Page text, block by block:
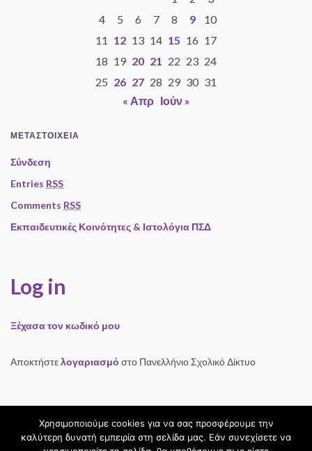
4
5 6 7 8 9
10
11 12 13 14 15 16 17
18 19 20 21 22 23 24
25 26 27 28 29 30 31
« Απρ Ιούν »
ΜΕΤΑΣΤΟΙΧΕΊΑ
Σύνδεση
Entries RSS
Comments RSS
Εκπαιδευτικές Κοινότητες & Ιστολόγια ΠΣΔ
Log in
Ξέχασα τον κωδικό μου
Αποκτήστελογαριασμό στο Πανελλήνιο Σχολικό Δίκτυο
Χρησιμοποιούμε cookies για να σας προσφέρουμε την
καλύτερη δυνατή εμπειρία στη σελίδα μας. Εάν συνεχίσετε να